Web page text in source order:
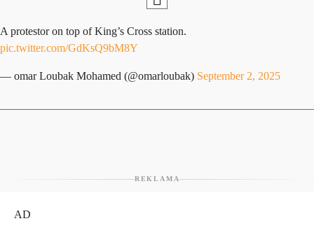
A protestor on top of King’s Cross station.
pic.twitter.com/GdKsQ9bM8Y
— omar Loubak Mohamed (@omarloubak) September 2, 2025
REKLAMA
AD